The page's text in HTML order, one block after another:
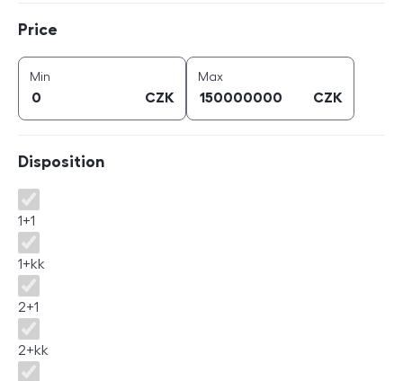
Price
Min
CZK
Maxprice (
CZK
Disposition
Disposition
1+1
1+kk
2+1
2+kk